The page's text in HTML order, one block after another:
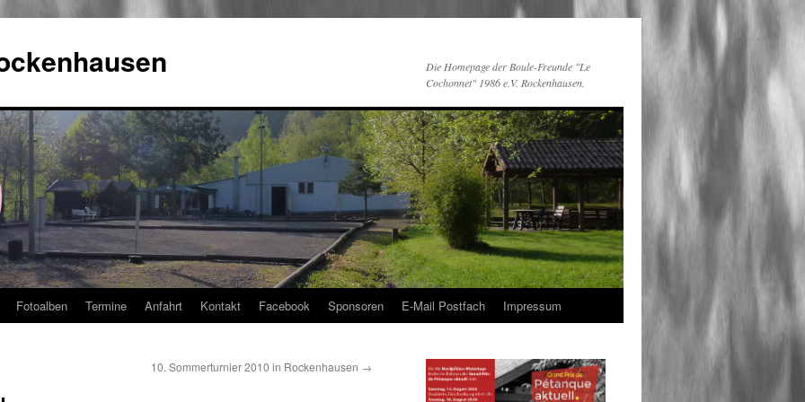
Die Homepage der Boule-Freunde "Le
Cochonnet" 1986 e.V. Rockenhausen.
Fotoalben Termine Anfahrt Kontakt Facebook Sponsoren E-Mail Postfach Impressum
10. Sommerturnier 2010 in Rockenhausen →